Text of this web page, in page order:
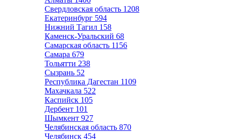
Свердловская область 1208
Екатеринбург 594
Нижний Тагил 158
Каменск-Уральский 68
Самарская область 1156
Самара 679
Тольятти 238
Сызрань 52
Республика Дагестан 1109
Махачкала 522
Каспийск 105
Дербент 101
Шымкент 927
Челябинская область 870
Челябинск 454